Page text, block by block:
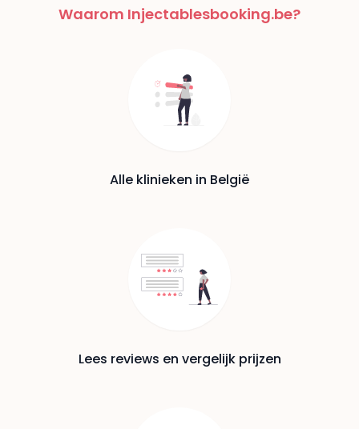
Waarom Injectablesbooking.be?
Alle klinieken in België
Lees reviews en vergelijk prijzen